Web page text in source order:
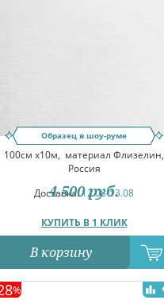
Образец в шоу-руме
100см x10м, материал Флизелин,
Россия
Доставка:12.08-13.08
КУПИТЬ В 1 КЛИК
4 500 руб.
В корзину
%